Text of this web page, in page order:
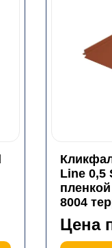
Line 0,5
8004
Цена